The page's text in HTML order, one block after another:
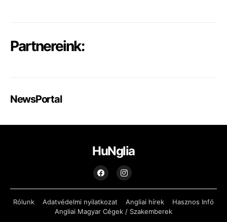
Partnereink:
NewsPortal
HuNglia
Rólunk Adatvédelmi nyilatkozat Angliai hírek
Hasznos Infó
Angliai Magyar Cégek / Szakemberek